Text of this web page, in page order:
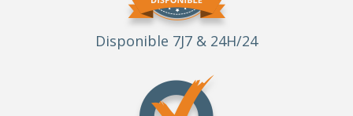
Disponible 7J7 & 24H/24